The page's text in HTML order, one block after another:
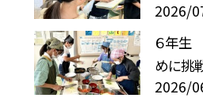
2026/
６年
めに挑
2026/